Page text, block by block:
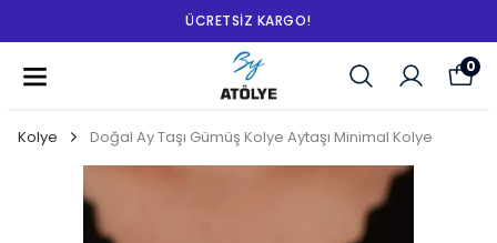
ÜCRETSIZ KARGO!
0
Kolye Doğal Ay Taşı Gümüş Kolye Aytaşı Minimal Kolye